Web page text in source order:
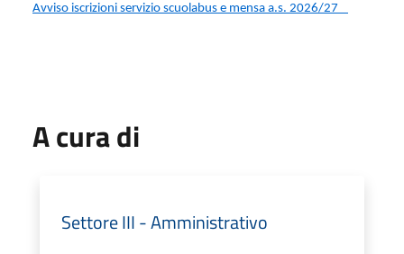
Avviso iscrizioni servizio scuolabus e mensa a.s. 2026/27
A cura di
Settore III - Amministrativo